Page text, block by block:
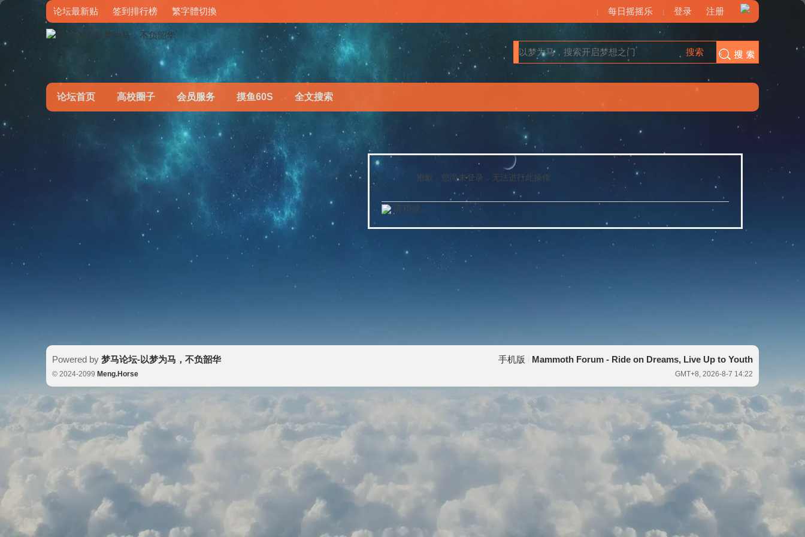
论坛最新贴 签到排行榜 繁字體切換 每日摇摇乐 登录 注册
搜索
论坛首页 高校圈子 会员服务 摸鱼60S 全文搜索
抱歉，您尚未登录，无法进行此操作
请稍候...
手机版 Mammoth Forum - Ride on Dreams, Live Up to Youth
GMT+8, 2026-8-7 14:22
Powered by 梦马论坛-以梦为马，不负韶华
© 2024-2099 Meng.Horse